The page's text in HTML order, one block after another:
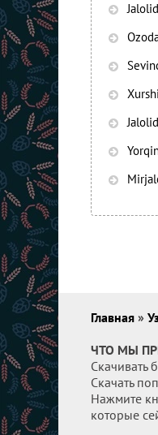
Главная »
ЧТО МЫ
Скачивать
Скачать
Нажмите
которые